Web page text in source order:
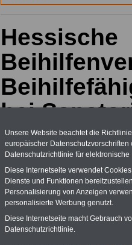
Hessische
bei
BEHÖRDEN-ABOmit drei
25,00 Euro: Wissenswertes für
(Bund/Länder) sowie Beihilferecht in
Ländern. Alle drei Ratgeber sind
gegliedert und erläutern auch
Sachverhalte verständlich (auch für
Mitarbeiterinnen und Mitarbeiter
Hessengeeignet).Das
kann hier bestellt werden
Unsere Website beachtet die
europäischer
Datenschutzrichtlinie für
Diese Internetseite verwendet
Dienste und Funktionen
Personalisierung von Anzeigen
personalisierte Werbung genutzt.
Diese Internetseite macht Gebrauch
Datenschutzrichtlinie.